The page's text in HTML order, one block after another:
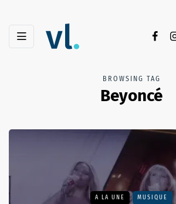
BROWSING TAG
Beyoncé
A LA UNE MUSIQUE